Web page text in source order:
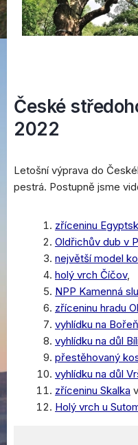
České
2022
Letošní výprava do
pestrá. Postupně jsme
zříceninu
Oldřichův dub v
největší model
holý vrch Číčov,
NPP Kamenná
zříceninu hradu
vyhlídku na Bořeň
vyhlídku na důl
přestěhovaný
vyhlídku na důl
zříceninu Skalka
Holý vrch u